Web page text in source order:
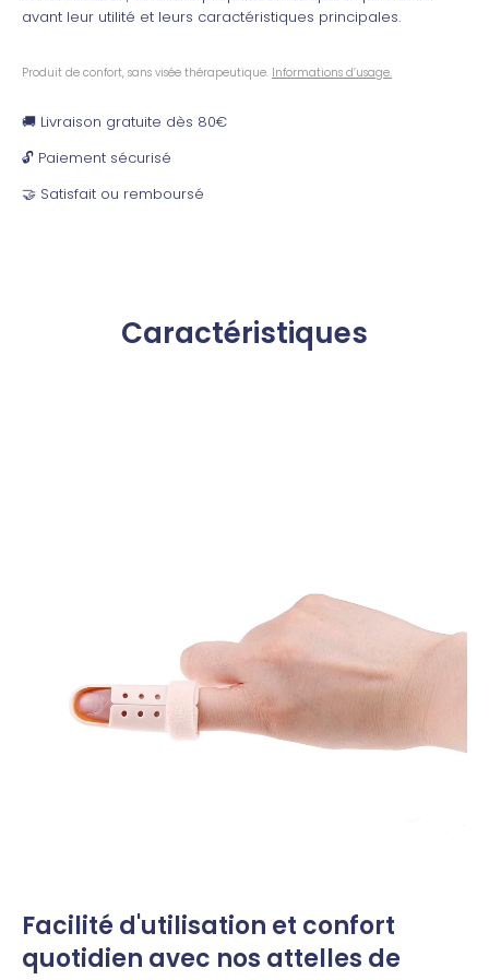
avant leur utilité et leurs caractéristiques principales.
Produit de confort, sans visée thérapeutique. Informations d’usage.
🚚 Livraison gratuite dès 80€
🔓 Paiement sécurisé
🤝 Satisfait ou remboursé
Caractéristiques
Facilité d'utilisation et confort
quotidien avec nos attelles de